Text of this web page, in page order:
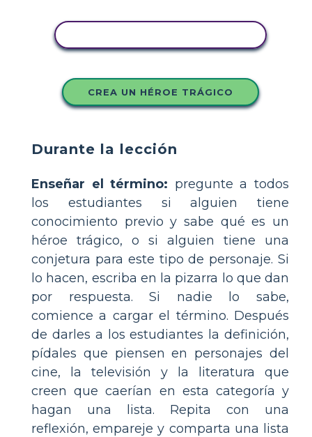
CREA UN HÉROE TRÁGICO
Durante la lección
Enseñar el término: pregunte a todos
los estudiantes si alguien tiene
conocimiento previo y sabe qué es un
héroe trágico, o si alguien tiene una
conjetura para este tipo de personaje. Si
lo hacen, escriba en la pizarra lo que dan
por respuesta. Si nadie lo sabe,
comience a cargar el término. Después
de darles a los estudiantes la definición,
pídales que piensen en personajes del
cine, la televisión y la literatura que
creen que caerían en esta categoría y
hagan una lista. Repita con una
reflexión, empareje y comparta una lista